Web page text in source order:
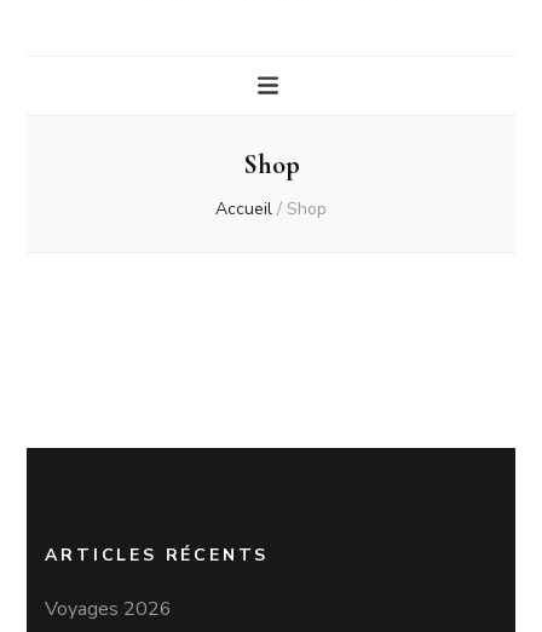
Shop
Accueil / Shop
ARTICLES RÉCENTS
Voyages 2026